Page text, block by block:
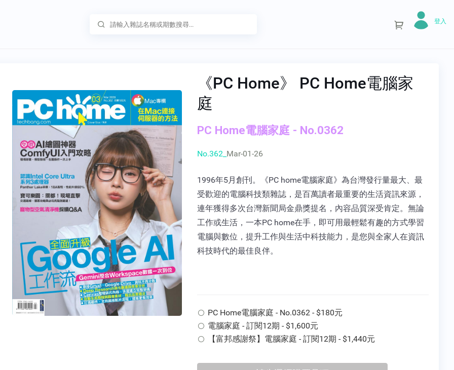
登入
《PC Home》 PC Home電腦家
庭
PC Home電腦家庭 - No.0362
No.362_ Mar-01-26
1996年5月創刊。《PC home電腦家庭》為台灣發行量最大、最
受歡迎的電腦科技類雜誌，是百萬讀者最重要的生活資訊來源，
連年獲得多次台灣新聞局金鼎獎提名，內容品質深受肯定。無論
工作或生活，一本PC home在手，即可用最輕鬆有趣的方式學習
電腦與數位，提升工作與生活中科技能力，是您與全家人在資訊
科技時代的最佳良伴。
PC Home電腦家庭 - No.0362 - $180元
電腦家庭 - 訂閱12期 - $1,600元
【富邦感謝祭】電腦家庭 - 訂閱12期 - $1,440元